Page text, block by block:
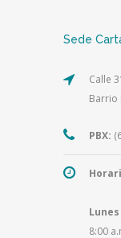
Sede
Calle
Barrio
PBX:
8:00